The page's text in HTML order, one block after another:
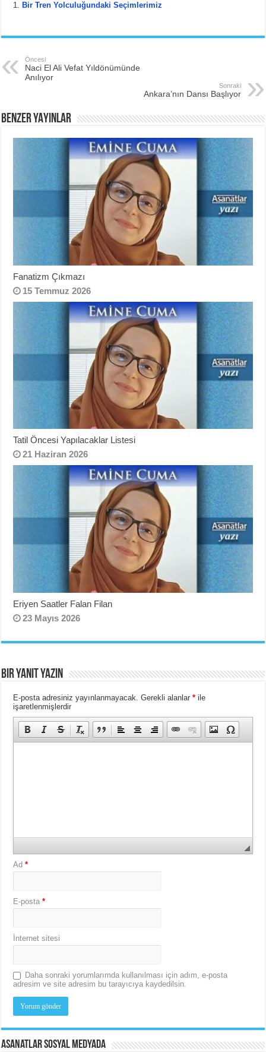
b
o
o
st
Bir Tren Yolculuğundaki Seçimlerimiz
Öncesi
Naci El Ali Vefat Yıldönümünde
Anılıyor
Sonraki
Ankara’nın Dansı Başlıyor
BENZER YAYINLAR
Fanatizm Çıkmazı
15 Temmuz 2026
Tatil Öncesi Yapılacaklar Listesi
21 Haziran 2026
Eriyen Saatler Falan Filan
23 Mayıs 2026
Bir yanıt yazın
E-posta adresiniz yayınlanmayacak. Gerekli alanlar* ile
işaretlenmişlerdir
Ad*
E-posta*
İnternet sitesi
Daha sonraki yorumlarımda kullanılması için adım, e-posta
adresim ve site adresim bu tarayıcıya kaydedilsin.
Asanatlar Sosyal Medyada